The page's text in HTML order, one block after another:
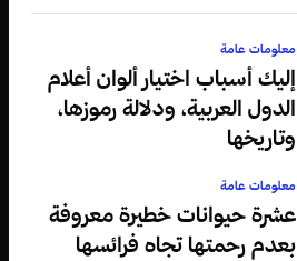
معلومات عامة
إليك أسباب اختيار ألوان أعلام
الدول العربية، ودلالة رموزها،
وتاريخها
معلومات عامة
عشرة حيوانات خطيرة معروفة
بعدم رحمتها تجاه فرائسها